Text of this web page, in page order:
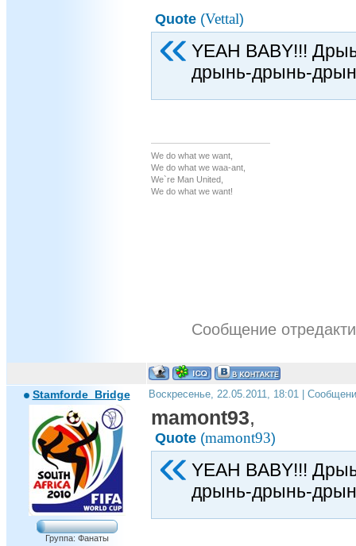
Quote (Vettal)
YEAH BABY!!!
дрынь-дрынь-
We do what we want,
We do what we waa-ant,
We`re Man United,
We do what we want!
Сообщение
Stamforde_Bridge
Группа: Фанаты
Воскресенье, 22.05.2011, 18:01 |
mamont93,
Quote (mamont93)
YEAH BABY!!!
дрынь-дрынь-